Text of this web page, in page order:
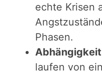
echte Krisen
Phasen.
laufen von